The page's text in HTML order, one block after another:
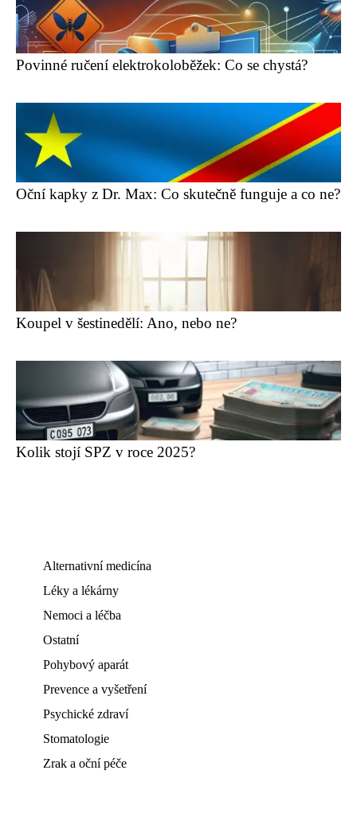
Povinné ručení elektrokoloběžek: Co se chystá?
Oční kapky z Dr. Max: Co skutečně funguje a co ne?
Koupel v šestinedělí: Ano, nebo ne?
Kolik stojí SPZ v roce 2025?
Alternativní medicína
Léky a lékárny
Nemoci a léčba
Ostatní
Pohybový aparát
Prevence a vyšetření
Psychické zdraví
Stomatologie
Zrak a oční péče